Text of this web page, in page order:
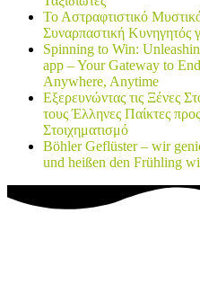
Το Αστραφτιστικό
Συναρπαστική Κυνηγητός
Spinning to Win:
app – Your Gateway to
Anywhere, Anytime
Εξερευνώντας τις Ξένες
τους Έλληνες Παίκτες
Στοιχηματισμό
Böhler Geflüster – wir
und heißen den Frühling